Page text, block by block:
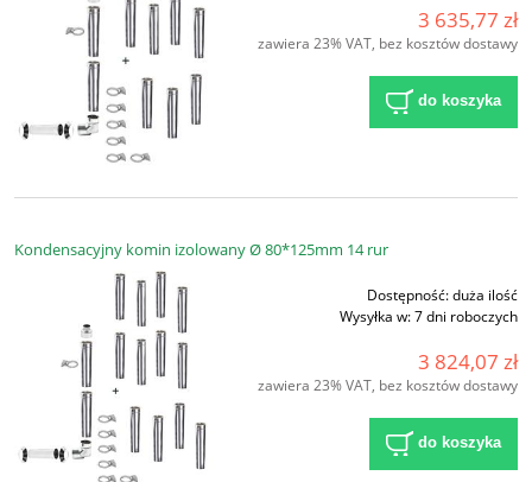
3 635,77 zł
zawiera 23% VAT, bez kosztów dostawy
do koszyka
Kondensacyjny komin izolowany Ø 80*125mm 14 rur
Dostępność:duża ilość
Wysyłka w:7 dni roboczych
3 824,07 zł
zawiera 23% VAT, bez kosztów dostawy
do koszyka